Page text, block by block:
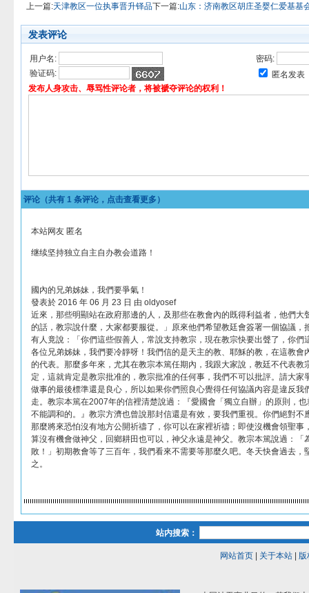
上一篇:天津教区一位执事晋升铎品下一篇:山东：济南教区胡庄圣婴仁爱基基
发表评论
用户名:
密码:
验证码:
匿名发表
发布人身攻击、辱骂性评论者，将被褫夺评论的权利！
评论（共有 1 条评论，点击查看更多）
本站网友 匿名
继续坚持独立自主自办教会道路！
國內的兄弟姊妹，我們要爭氣！
發表於 2016 年 06 月 23 日 由 oldyosef
近來，那些明顯站在政府那邊的人，及那些在教會內的既得利益者，他們大
的話，教宗說什麼，大家都要服從。」原來他們希望教廷會簽署一個協議，
有人竟說：「你們這些假善人，常說支持教宗，現在教宗快要出聲了，你們
各位兄弟姊妹，我們要冷靜呀！我們信的是天主的教、耶穌的教，在這教
的代表。那麼多年來，尤其在教宗本篤任期內，我跟大家說，教廷不代表教
定，這就肯定是教宗批准的，教宗批准的任何事，我們不可以批評。請大家
做事的最後標準還是良心，所以如果你們照良心覺得任何協議內容是違反我
走。教宗本篤在2007年的信裡清楚說過：『愛國會「獨立自辦」的原則，
不能調和的。』教宗方濟也曾說那封信還是有效，要我們重視。你們絕對不
那麼將來恐怕沒有地方公開祈禱了，你可以在家裡祈禱；即使沒機會領聖事
算沒有機會做神父，回鄉耕田也可以，神父永遠是神父。教宗本篤說過：「
敗！」初期教會等了三百年，我們看來不需要等那麼久吧。冬天快會過去，
之。
站内搜索：
网站首页| 关于本站| 版